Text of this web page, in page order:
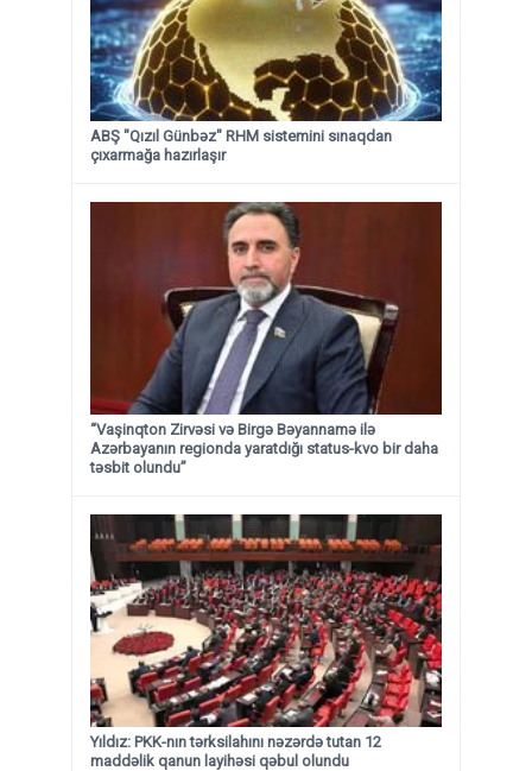
ABŞ "Qızıl Günbəz" RHM sistemini sınaqdan
çıxarmağa hazırlaşır
“Vaşinqton Zirvəsi və Birgə Bəyannamə ilə
Azərbayanın regionda yaratdığı status-kvo bir daha
təsbit olundu”
Yıldız: PKK-nın tərksilahını nəzərdə tutan 12
maddəlik qanun layihəsi qəbul olundu ​​​​​​​